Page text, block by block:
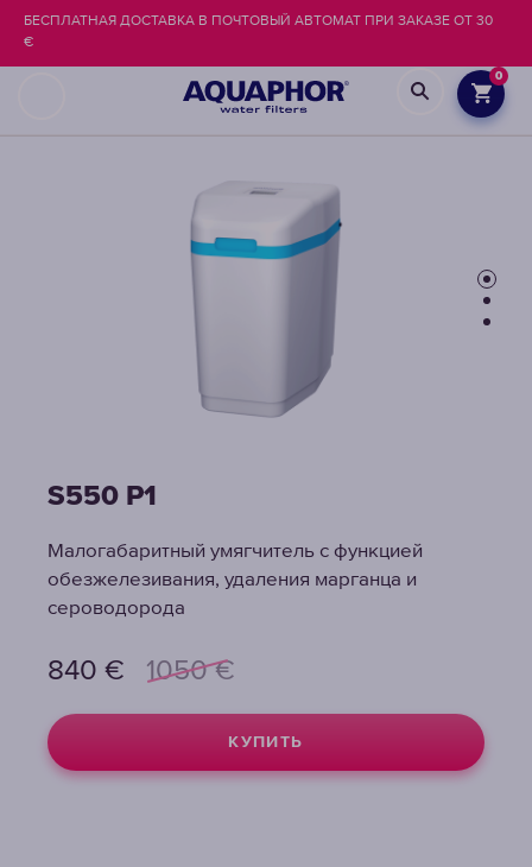
0
БЕСПЛАТНАЯ ДОСТАВКА В ПОЧТОВЫЙ АВТОМАТ ПРИ ЗАКАЗЕ ОТ 30
€
S550 P1
Малогабаритный умягчитель с функцией
обезжелезивания, удаления марганца и
сероводорода
840 € 1050 €
КУПИТЬ
S550 P1
Малогабаритный умягчитель с функцией
обезжелезивания, удаления марганца и
сероводорода
840 € 1050 €
КУПИТЬ
S550 P1
Малогабаритный умягчитель с функцией
обезжелезивания, удаления марганца и
сероводорода
840 € 1050 €
КУПИТЬ